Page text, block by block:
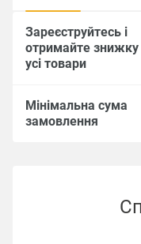
Зареєструйтесь і
отримайте знижку
усі товари
Мінімальна сума
замовлення